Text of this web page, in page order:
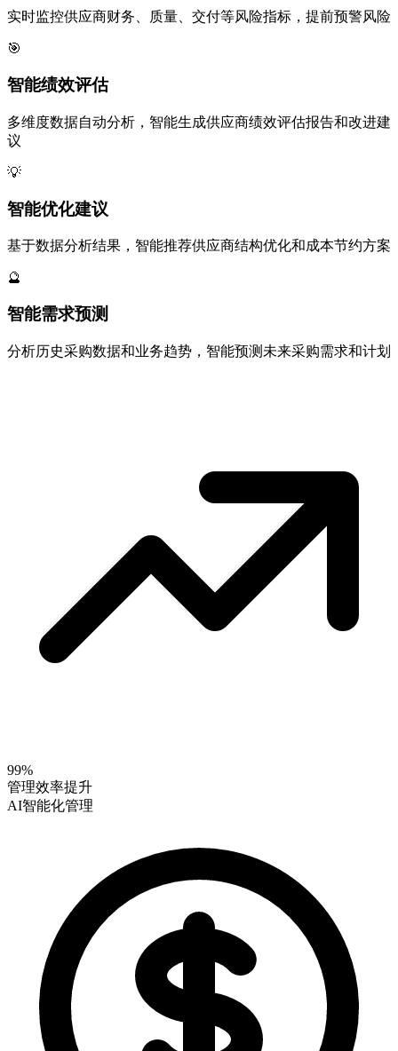
实时监控供应商财务、质量、交付等风险指标，提前预警风险
🎯
智能绩效评估
多维度数据自动分析，智能生成供应商绩效评估报告和改进建
议
💡
智能优化建议
基于数据分析结果，智能推荐供应商结构优化和成本节约方案
🔮
智能需求预测
分析历史采购数据和业务趋势，智能预测未来采购需求和计划
99%
管理效率提升
AI智能化管理